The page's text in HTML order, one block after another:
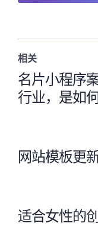
相关
名片小程序
行业，是如
网站模板更
适合女性的